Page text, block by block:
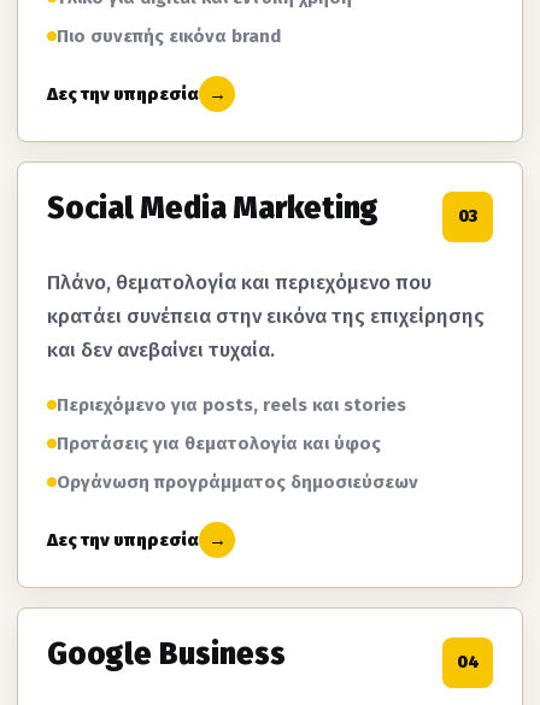
Πιο συνεπής εικόνα brand
Δες την υπηρεσία →
Social Media Marketing 03
Πλάνο, θεματολογία και περιεχόμενο που
κρατάει συνέπεια στην εικόνα της επιχείρησης
και δεν ανεβαίνει τυχαία.
Περιεχόμενο για posts, reels και stories
Προτάσεις για θεματολογία και ύφος
Οργάνωση προγράμματος δημοσιεύσεων
Δες την υπηρεσία →
Google Business 04